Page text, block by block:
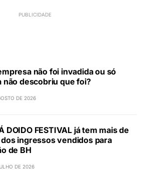
não foi invadida ou só
não descobriu que foi?
DE 2026
DOIDO FESTIVAL já tem mais de
ingressos vendidos para
de BH
DE 2026